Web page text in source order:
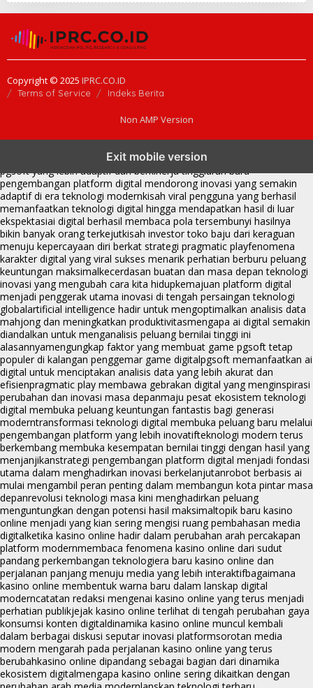
Copyright © 2025 IPRC.CO.ID
Terms of Service Indeks Berita
Non AMP Version
Exit mobile version
menghadirkan inovasi berkualitasai digital menjadi kunci analisis data
pgsoft yang lebih adaptif dan berkinerja tinggiarah baru
pengembangan platform digital mendorong inovasi yang semakin
adaptif di era teknologi modernkisah viral pengguna yang berhasil
memanfaatkan teknologi digital hingga mendapatkan hasil di luar
ekspektasiai digital berhasil membaca pola tersembunyi hasilnya
bikin banyak orang terkejutkisah investor toko baju dari keraguan
menuju kepercayaan diri berkat strategi pragmatic playfenomena
karakter digital yang viral sukses menarik perhatian berburu peluang
keuntungan maksimalkecerdasan buatan dan masa depan teknologi
inovasi yang mengubah cara kita hidupkemajuan platform digital
menjadi penggerak utama inovasi di tengah persaingan teknologi
globalartificial intelligence hadir untuk mengoptimalkan analisis data
mahjong dan meningkatkan produktivitasmengapa ai digital semakin
diandalkan untuk menganalisis peluang bernilai tinggi ini
alasannyamengungkap faktor yang membuat game pgsoft tetap
populer di kalangan penggemar game digitalpgsoft memanfaatkan ai
digital untuk menciptakan analisis data yang lebih akurat dan
efisienpragmatic play membawa gebrakan digital yang menginspirasi
perubahan dan inovasi masa depanmaju pesat ekosistem teknologi
digital membuka peluang keuntungan fantastis bagi generasi
moderntransformasi teknologi digital membuka peluang baru melalui
pengembangan platform yang lebih inovatifteknologi modern terus
berkembang membuka kesempatan bernilai tinggi dengan hasil yang
menjanjikanstrategi pengembangan platform digital menjadi fondasi
utama dalam menghadirkan inovasi berkelanjutanrobot berbasis ai
mulai mengambil peran penting dalam membangun kota pintar masa
depanrevolusi teknologi masa kini menghadirkan peluang
menguntungkan dengan potensi hasil maksimaltopik baru kasino
online menjadi yang kian sering mengisi ruang pembahasan media
digitalketika kasino online hadir dalam perubahan arah percakapan
platform modernmembaca fenomena kasino online dari sudut
pandang perkembangan teknologiera baru kasino online dan
perjalanan panjang menuju media yang lebih interaktifbagaimana
kasino online membentuk warna baru dalam lanskap digital
moderncatatan redaksi mengenai kasino online yang terus menjadi
perhatian publikjejak kasino online terlihat di tengah perubahan gaya
konsumsi konten digitaldinamika kasino online muncul kembali
dalam berbagai diskusi seputar inovasi platformsorotan media
modern mengarah pada perjalanan kasino online yang terus
berubahkasino online dipandang sebagai bagian dari dinamika
ekosistem digitalmengapa kasino online sering dikaitkan dengan